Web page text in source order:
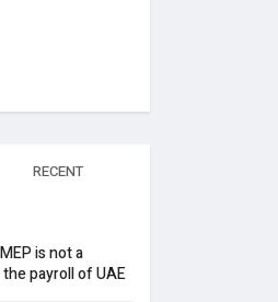
RECENT
is not a
the payroll of UAE